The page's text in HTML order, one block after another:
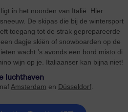
in het noorden van Italië. Hier
De skipas die bij de wintersport
toegang tot de strak geprepareerde
dagje skiën of snowboarden op de
wacht ’s avonds een bord misto di
wijn op je. Italiaanser kan bijna niet!
luchthaven
Amsterdam en Düsseldorf.